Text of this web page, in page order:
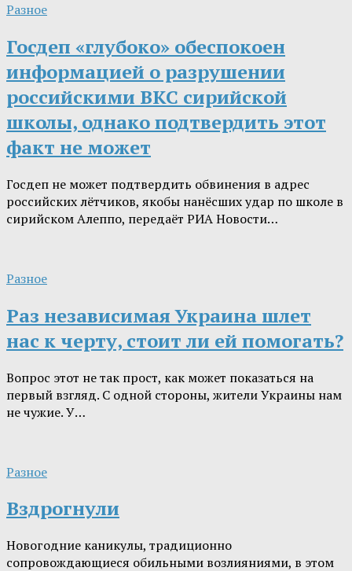
Разное
Госдеп «глубоко» обеспокоен
информацией о разрушении
российскими ВКС сирийской
школы, однако подтвердить этот
факт не может
Госдеп не может подтвердить обвинения в адрес
российских лётчиков, якобы нанёсших удар по школе в
сирийском Алеппо, передаёт РИА Новости…
Разное
Раз независимая Украина шлет
нас к черту, стоит ли ей помогать?
Вопрос этот не так прост, как может показаться на
первый взгляд. С одной стороны, жители Украины нам
не чужие. У…
Разное
Вздрогнули
Новогодние каникулы, традиционно
сопровождающиеся обильными возлияниями, в этом